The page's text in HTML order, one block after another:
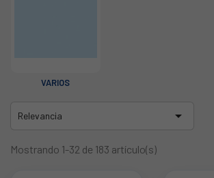
VARIOS
Relevancia 
Mostrando 1-32 de 183 artículo(s)